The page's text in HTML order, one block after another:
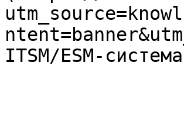
ITSM/ESM-система